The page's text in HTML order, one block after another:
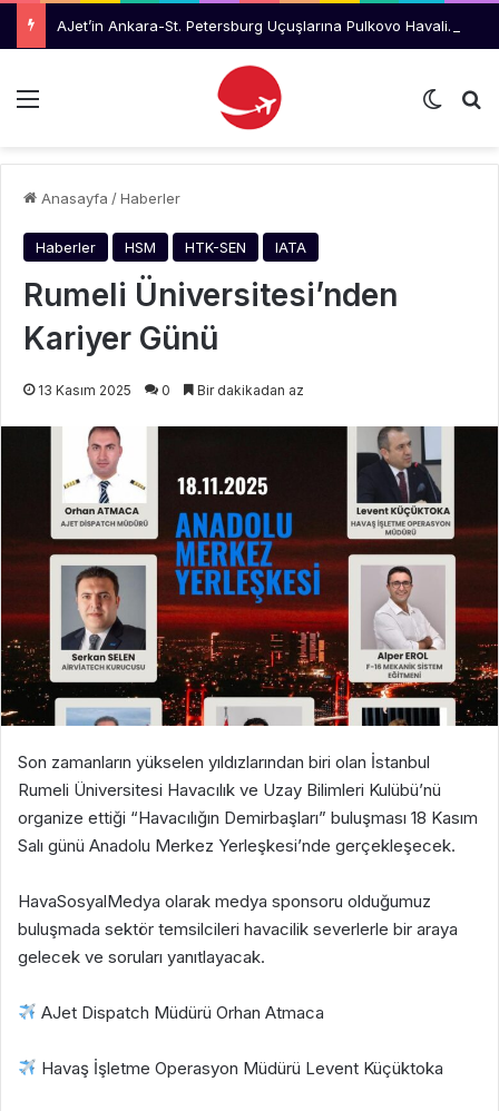
AJet’in Ankara-St. Petersburg Uçuşlarına Pulkovo Havalimanı’ndan Tanıtım Desteği
Menü Dış
Anasayfa /Haberler
Haberler HSM HTK-SEN IATA
Rumeli Üniversitesi’nden
Kariyer Günü
13 Kasım 2025 0 Bir dakikadan az
Son zamanların yükselen yıldızlarından biri olan İstanbul
Rumeli Üniversitesi Havacılık ve Uzay Bilimleri Kulübü’nü
organize ettiği “Havacılığın Demirbaşları” buluşması 18 Kasım
Salı günü Anadolu Merkez Yerleşkesi’nde gerçekleşecek.
HavaSosyalMedya olarak medya sponsoru olduğumuz
buluşmada sektör temsilcileri havacilik severlerle bir araya
gelecek ve soruları yanıtlayacak.
AJet Dispatch Müdürü Orhan Atmaca
Havaş İşletme Operasyon Müdürü Levent Küçüktoka